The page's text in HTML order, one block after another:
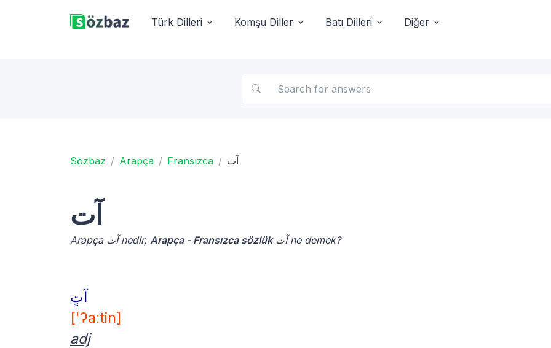
Türk Dilleri Komşu Diller Batı Dilleri Diğer
Sözbaz Arapça Fransızca آت
آت
Arapça آت nedir, Arapça - Fransızca sözlük آت ne demek?
آتٍ
['ʔaːtin]
adj